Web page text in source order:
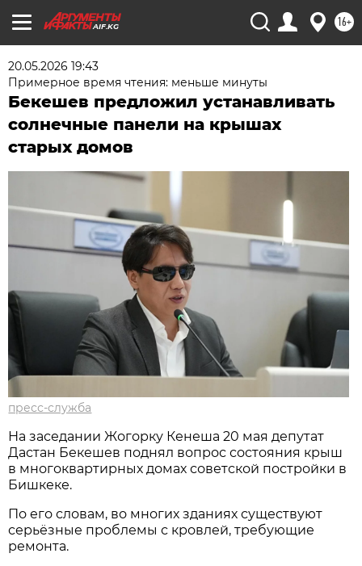
AIF.KG 16+
20.05.2026 19:43
Примерное время чтения: меньше минуты
Бекешев предложил устанавливать
солнечные панели на крышах
старых домов
пресс-служба
На заседании Жогорку Кенеша 20 мая депутат
Дастан Бекешев поднял вопрос состояния крыш
в многоквартирных домах советской постройки в
Бишкеке.
По его словам, во многих зданиях существуют
серьёзные проблемы с кровлей, требующие
ремонта.